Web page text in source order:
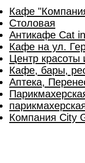
Кафе
Столовая
Антикафе Cat
Кафе на ул.
Центр красоты
Кафе, бары,
Аптека,
Компания City